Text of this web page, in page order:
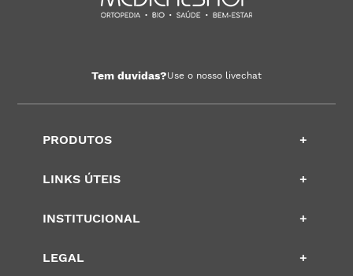
Tem duvidas?Use o nosso livechat
PRODUTOS +
LINKS ÚTEIS +
INSTITUCIONAL +
LEGAL
+